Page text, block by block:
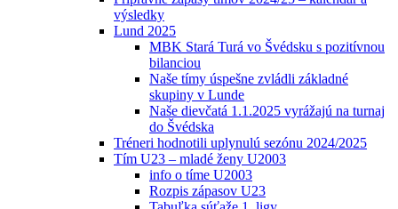
výsledky
Lund 2025
MBK Stará Turá vo Švédsku s pozitívnou
bilanciou
Naše tímy úspešne zvládli základné
skupiny v Lunde
Naše dievčatá 1.1.2025 vyrážajú na turnaj
do Švédska
Tréneri hodnotili uplynulú sezónu 2024/2025
Tím U23 – mladé ženy U2003
info o tíme U2003
Rozpis zápasov U23